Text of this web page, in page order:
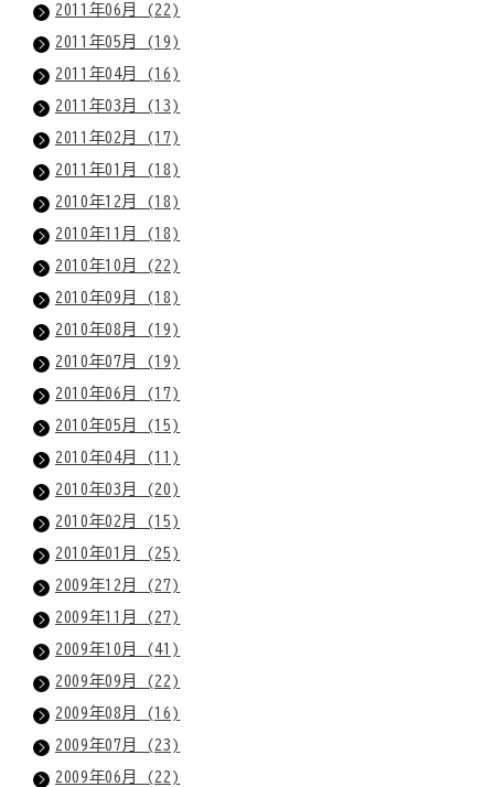
2011年06月 (22)
2011年05月 (19)
2011年04月 (16)
2011年03月 (13)
2011年02月 (17)
2011年01月 (18)
2010年12月 (18)
2010年11月 (18)
2010年10月 (22)
2010年09月 (18)
2010年08月 (19)
2010年07月 (19)
2010年06月 (17)
2010年05月 (15)
2010年04月 (11)
2010年03月 (20)
2010年02月 (15)
2010年01月 (25)
2009年12月 (27)
2009年11月 (27)
2009年10月 (41)
2009年09月 (22)
2009年08月 (16)
2009年07月 (23)
2009年06月 (22)